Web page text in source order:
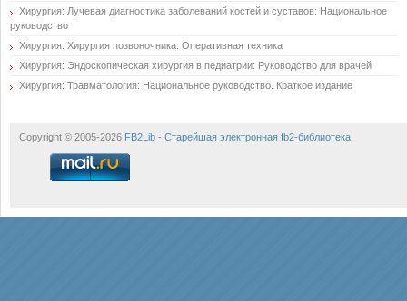
Хирургия: Лучевая диагностика заболеваний костей и суставов: Национальное
руководство
Хирургия: Хирургия позвоночника: Оперативная техника
Хирургия: Эндоскопическая хирургия в педиатрии: Руководство для врачей
Хирургия: Травматология: Национальное руководство. Краткое издание
Copyright © 2005-2026 FB2Lib - Старейшая электронная fb2-библиотека